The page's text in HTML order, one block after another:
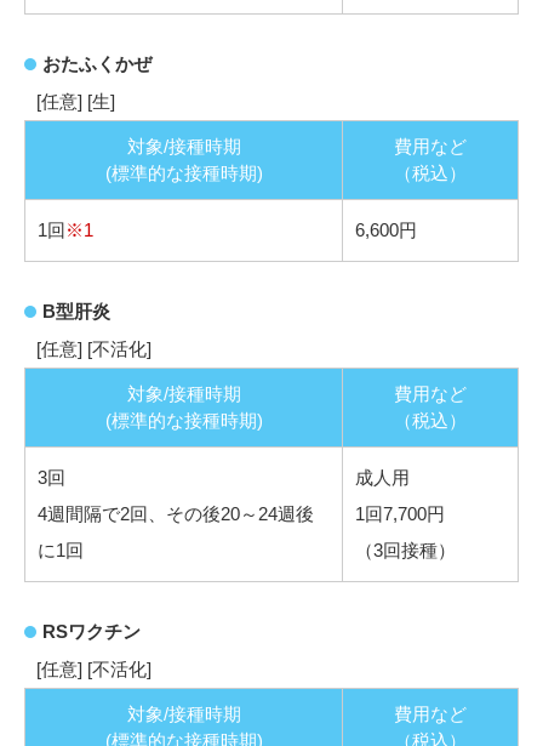
おたふくかぜ
[任意] [生]
対象/接種時期
(標準的な接種時期)
費用など
（税込）
1回 ※1 6,600円
B型肝炎
[任意] [不活化]
対象/接種時期
(標準的な接種時期)
費用など
（税込）
3回
4週間隔で2回、その後20～24週後
に1回
成人用
1回7,700円
（3回接種）
RSワクチン
[任意] [不活化]
対象/接種時期
(標準的な接種時期)
費用など
（税込）